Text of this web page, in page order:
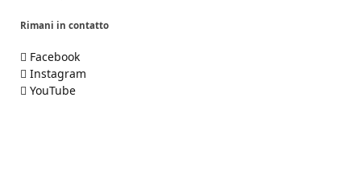
Rimani in contatto
Facebook
Instagram
YouTube